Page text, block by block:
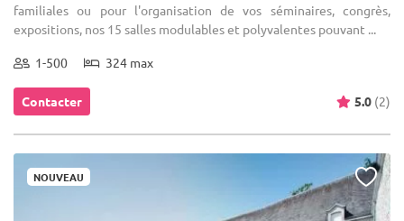
familiales ou pour l'organisation de vos séminaires, congrès,
expositions, nos 15 salles modulables et polyvalentes pouvant ...
1-500 324 max
Contacter 5.0 (2)
NOUVEAU